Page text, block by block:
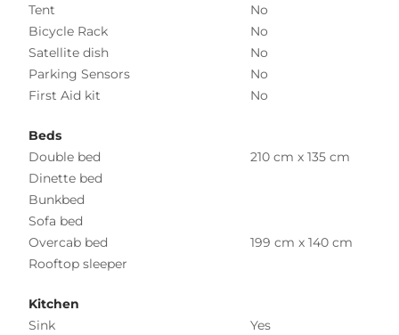
Tent
No
Bicycle Rack
No
Satellite dish
No
Parking Sensors
No
First Aid kit
No
Beds
Double bed
210 cm x 135 cm
Dinette bed
Bunkbed
Sofa bed
Overcab bed
199 cm x 140 cm
Rooftop sleeper
Kitchen
Sink
Yes